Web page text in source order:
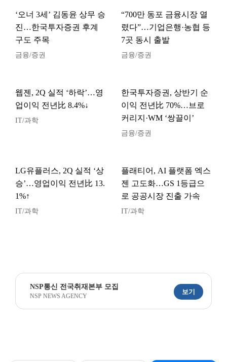
‘오너 3세’ 김동윤 상무 승
진…한국투자증권 후계
구도 주목
금융/증권
“700만 동포 금융시장 열
렸다”…기업은행·농협 등
7곳 동시 출발
금융/증권
웹젠, 2Q 실적 ‘하락’…영
업이익 전년比 8.4%↓
IT/과학
한국투자증권, 상반기 순
이익 전년比 70%…브로
커리지·WM ‘쌍끌이’
금융/증권
LG유플러스, 2Q 실적 ‘상
승’…영업이익 전년比 13.
1%↑
IT/과학
플래티어, AI 플랫폼 엑스
젠 고도화…GS 1등급으
로 공공시장 진출 가속
IT/과학
NSP통신 전국취재본부 모집
NSP NEWS AGENCY
보기